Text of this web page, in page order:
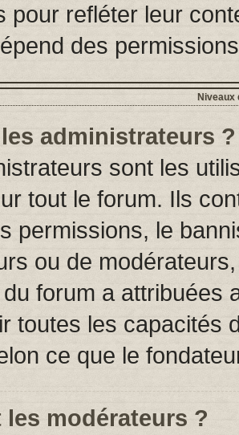
pour refléter leur
des
Niveaux
administrateurs ?
sont les
tout le forum. Ils
permissions, le
ou de
forum a attribuées
toutes les capacités
ce que le
les modérateurs ?